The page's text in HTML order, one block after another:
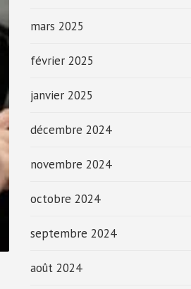
mars 2025
février 2025
janvier 2025
décembre 2024
novembre 2024
octobre 2024
septembre 2024
août 2024